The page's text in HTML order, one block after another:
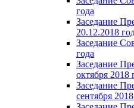
года
Заседание
20.12.2018
Заседание
года
Заседание
октября 2018
Заседание
сентября